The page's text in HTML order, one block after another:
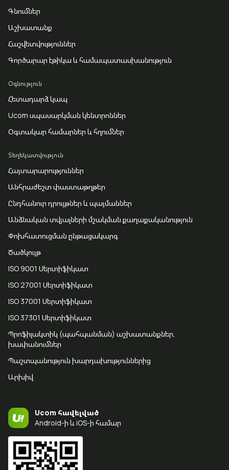
Գնումներ
Աշխատանք
Հաշվետվություններ
Գործարար էթիկա և համապատասխանություն
Օգնություն
Հետադարձ կապ
Ucom սպասարկման կենտրոններ
Օգտակար համարներ և հղումներ
Տեղեկատվություն
Հայտարարություններ
Անհրաժեշտ փաստաթղթեր
Ընդհանուր դրույթներ և պայմաններ
Անձնական տվյալների մշակման քաղաքականություն
Փոխհատուցման ընթացակարգ
Ծածկույթ
ISO 9001 Սերտիֆիկատ
ISO 27001 Սերտիֆիկատ
ISO 37001 Սերտիֆիկատ
ISO 37301 Սերտիֆիկատ
Պրոֆիլակտիկ (պահպանման) աշխատանքներ,
խափանումներ
Պաշտպանություն խարդախություններից
Արխիվ
Ucom հավելված
Android-ի և iOS-ի համար